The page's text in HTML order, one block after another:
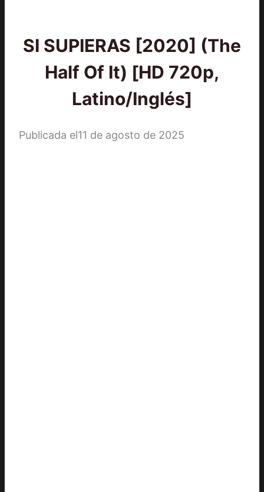
SI SUPIERAS [2020] (The
Half Of It) [HD 720p,
Latino/Inglés]
Publicada el11 de agosto de 2025